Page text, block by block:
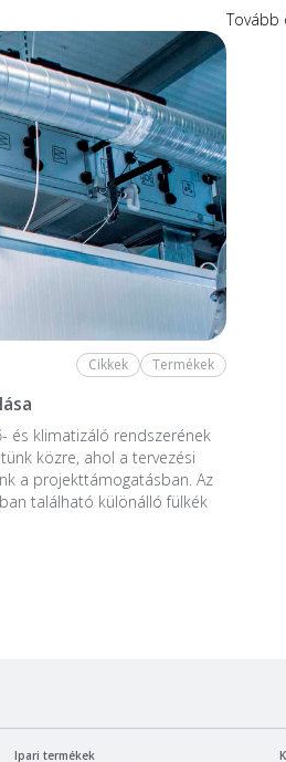
Cikkek Termékek
és klimatizáló rendszerének
közre, ahol a tervezési
a projekttámogatásban. Az
található különálló fülkék
Ipari termékek